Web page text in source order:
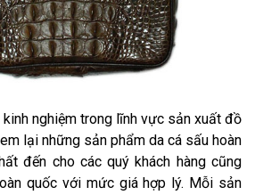
nghiệm trong lĩnh vực sản xuất đồ
lại những sản phẩm da cá sấu hoàn
đến cho các quý khách hàng cũng
quốc với mức giá hợp lý. Mỗi sản